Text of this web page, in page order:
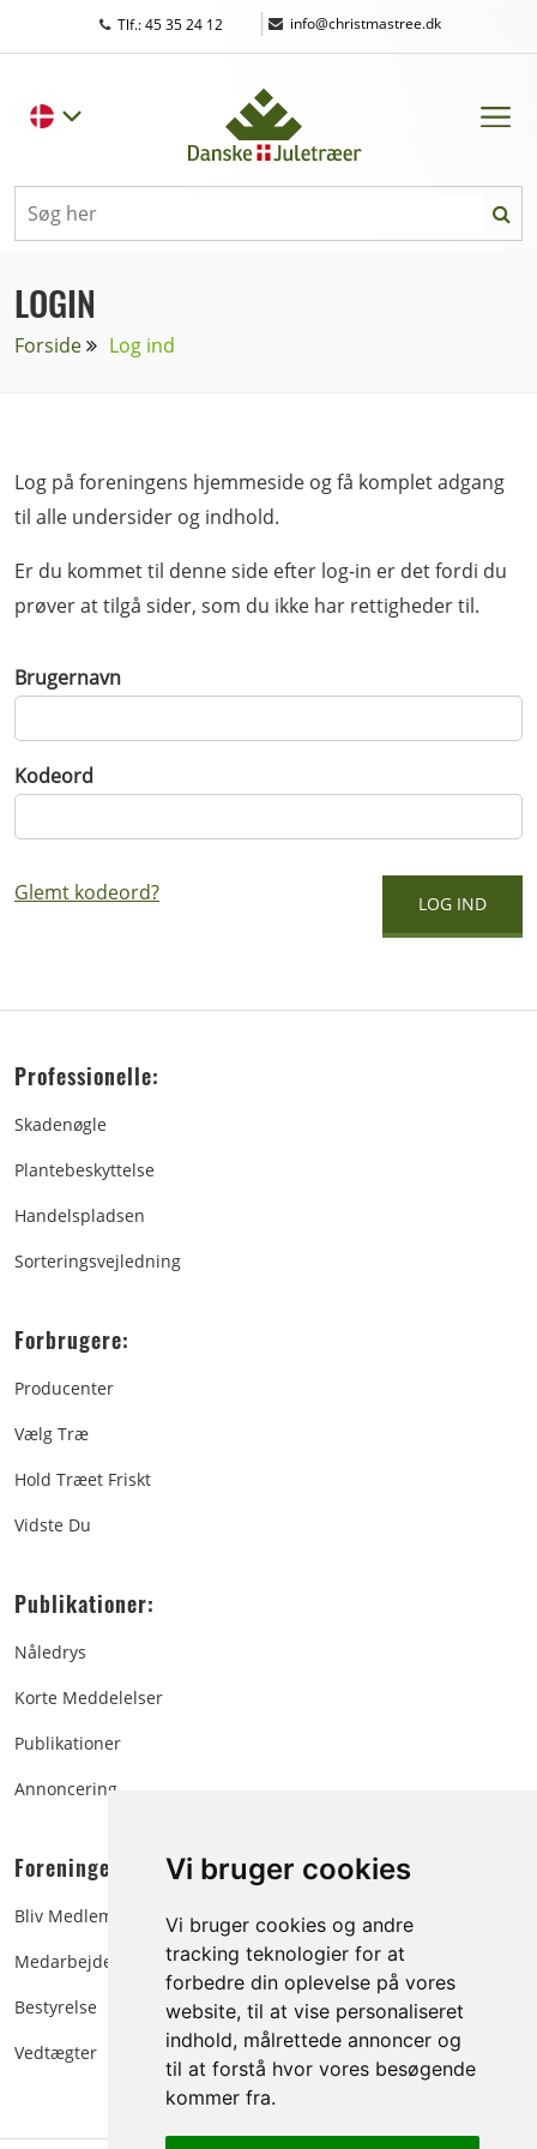
Vi bruger cookies
Vi bruger cookies og andre
tracking teknologier for at
forbedre din oplevelse på vores
website, til at vise personaliseret
indhold, målrettede annoncer og
til at forstå hvor vores besøgende
kommer fra.
Tlf.: 45 35 24 12 | info@christmastree.dk
LOGIN
Forside Log ind
Log på foreningens hjemmeside og få komplet adgang
til alle undersider og indhold.
Er du kommet til denne side efter log-in er det fordi du
prøver at tilgå sider, som du ikke har rettigheder til.
Brugernavn
Kodeord
Glemt kodeord?
Professionelle:
Skadenøgle
Plantebeskyttelse
Handelspladsen
Sorteringsvejledning
Forbrugere:
Producenter
Vælg Træ
Hold Træet Friskt
Vidste Du
Publikationer:
Nåledrys
Korte Meddelelser
Publikationer
Annoncering
Foreningen:
Bliv Medlem
Medarbejdere
Bestyrelse
Vedtægter